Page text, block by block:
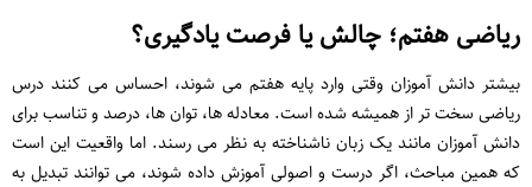
ریاضی هفتم؛ چالش یا فرصت یادگیری؟
بیشتر دانش‌ آموزان وقتی وارد پایه هفتم می‌ شوند، احساس می ‌کنند درس
ریاضی سخت ‌تر از همیشه شده است. معادله ‌ها، توان‌ ها، درصد و تناسب برای
دانش آموزان مانند یک زبان ناشناخته به نظر می رسند. اما واقعیت این است
که همین مباحث، اگر درست و اصولی آموزش داده شوند، می ‌توانند تبدیل به